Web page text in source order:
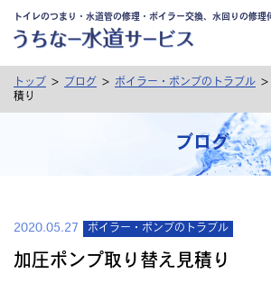
トイレのつまり・水道管の修理・ボイラー交換、水回りの修理
トップ > ブログ > ボイラー・ポンプのトラブル >
積り
ブログ
2020.05.27 ボイラー・ポンプのトラブル
加圧ポンプ取り替え見積り